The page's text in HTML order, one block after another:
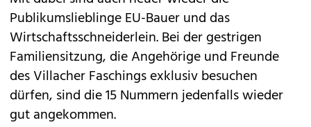
Publikumslieblinge EU-Bauer und das
Wirtschaftsschneiderlein. Bei der gestrigen
Familiensitzung, die Angehörige und Freunde
des Villacher Faschings exklusiv besuchen
dürfen, sind die 15 Nummern jedenfalls wieder
gut angekommen.